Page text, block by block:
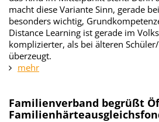
macht diese Variante Sinn, gerade
besonders wichtig,
Distance Learning ist gerade im
komplizierter, als bei älteren
überzeugt.
mehr
Familienverband begrüßt